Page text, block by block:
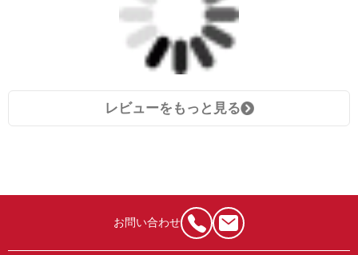
レビューをもっと見る
お問い合わせ